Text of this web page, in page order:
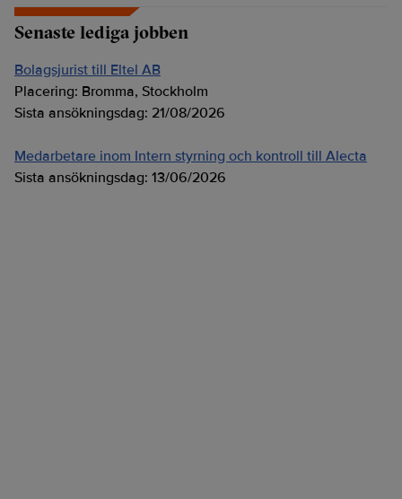
Senaste lediga jobben
Bolagsjurist till Eltel AB
Placering: Bromma, Stockholm
Sista ansökningsdag: 21/08/2026
Medarbetare inom Intern styrning och kontroll till Alecta
Sista ansökningsdag: 13/06/2026